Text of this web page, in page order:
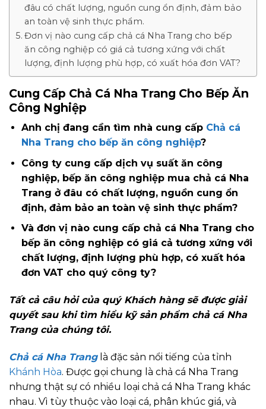
đâu có chất lượng, nguồn cung ổn định, đảm bảo
an toàn vệ sinh thực phẩm.
Đơn vị nào cung cấp chả cá Nha Trang cho bếp
ăn công nghiệp có giá cả tương xứng với chất
lượng, định lượng phù hợp, có xuất hóa đơn VAT?
Cung Cấp Chả Cá Nha Trang Cho Bếp Ăn
Công Nghiệp
Anh chị đang cần tìm nhà cung cấp Chả cá
Nha Trang cho bếp ăn công nghiệp?
Công ty cung cấp dịch vụ suất ăn công
nghiệp, bếp ăn công nghiệp mua chả cá Nha
Trang ở đâu có chất lượng, nguồn cung ổn
định, đảm bảo an toàn vệ sinh thực phẩm?
Và đơn vị nào cung cấp chả cá Nha Trang cho
bếp ăn công nghiệp có giá cả tương xứng với
chất lượng, định lượng phù hợp, có xuất hóa
đơn VAT cho quý công ty?
Tất cả câu hỏi của quý Khách hàng sẽ được giải
quyết sau khi tìm hiểu kỹ sản phẩm chả cá Nha
Trang của chúng tôi.
Chả cá Nha Tranglà đặc sản nổi tiếng của tỉnh
Khánh Hòa. Được gọi chung là chả cá Nha Trang
nhưng thật sự có nhiều loại chả cá Nha Trang khác
nhau. Vì tùy thuộc vào loại cá, phân khúc giá, và